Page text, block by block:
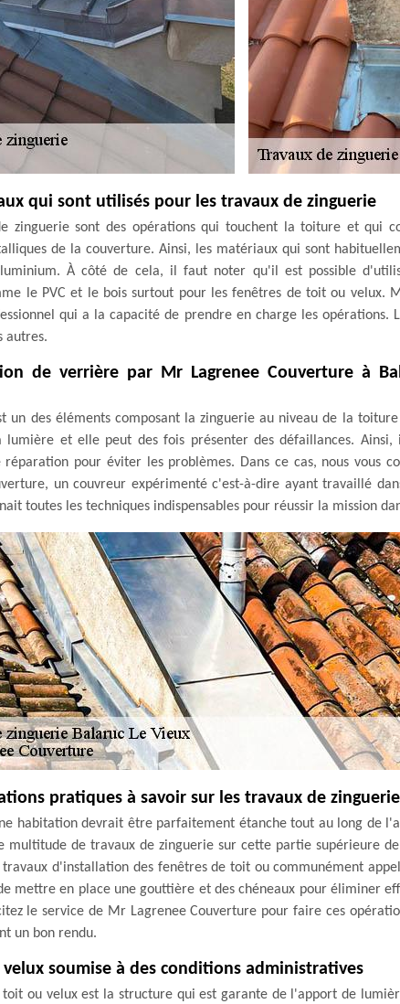
qui sont utilisés pour les travaux de zinguerie
zinguerie sont des opérations qui touchent la toiture et qui
de la couverture. Ainsi, les matériaux qui sont
À côté de cela, il faut noter qu'il est possible
le PVC et le bois surtout pour les fenêtres de toit ou velux.
qui a la capacité de prendre en charge les opérations.
autres.
de verrière par Mr Lagrenee Couverture à
un des éléments composant la zinguerie au niveau de la
lumière et elle peut des fois présenter des défaillances. Ainsi,
réparation pour éviter les problèmes. Dans ce cas, nous vous
un couvreur expérimenté c'est-à-dire ayant travaillé
toutes les techniques indispensables pour réussir la mission
pratiques à savoir sur les travaux de zinguerie
habitation devrait être parfaitement étanche tout au long de
multitude de travaux de zinguerie sur cette partie supérieure
d'installation des fenêtres de toit ou communément
mettre en place une gouttière et des chéneaux pour éliminer
le service de Mr Lagrenee Couverture pour faire ces
un bon rendu.
velux soumise à des conditions administratives
toit ou velux est la structure qui est garante de l'apport de